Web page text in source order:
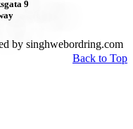
9
by singhwebordring.com
Back to Top